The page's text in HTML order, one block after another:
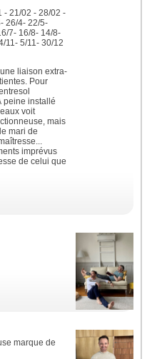
- 21/02 - 28/02 -
26/4- 22/5-
7- 16/8- 14/8-
11- 5/11- 30/12
liaison extra-
Pour
peine installé
voit
mais
mari de
imprévus
de celui que
marque de